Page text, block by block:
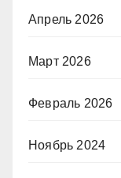
Апрель 2026
Март 2026
Февраль 2026
Ноябрь 2024